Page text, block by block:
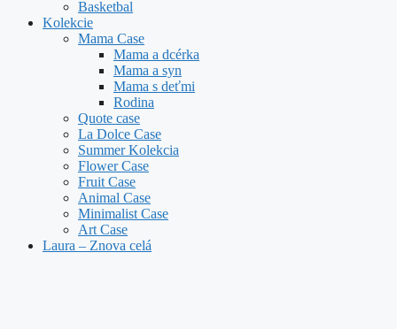
Basketbal
Kolekcie
Mama Case
Mama a dcérka
Mama a syn
Mama s deťmi
Rodina
Quote case
La Dolce Case
Summer Kolekcia
Flower Case
Fruit Case
Animal Case
Minimalist Case
Art Case
Laura – Znova celá